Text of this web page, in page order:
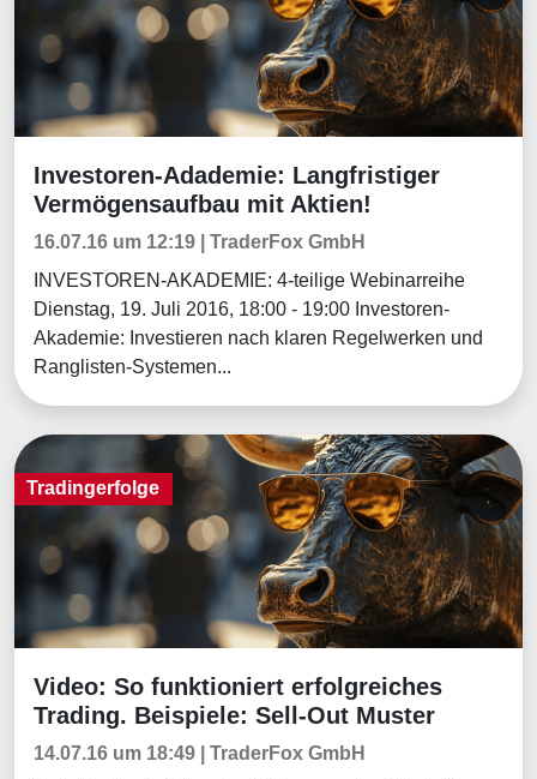
Aktuelles
Investoren-Adademie: Langfristiger
Vermögensaufbau mit Aktien!
16.07.16 um 12:19 | TraderFox GmbH
INVESTOREN-AKADEMIE: 4-teilige Webinarreihe
Dienstag, 19. Juli 2016, 18:00 - 19:00 Investoren-
Akademie: Investieren nach klaren Regelwerken und
Ranglisten-Systemen...
Tradingerfolge
Tradingerfolge
Video: So funktioniert erfolgreiches
Trading. Beispiele: Sell-Out Muster
14.07.16 um 18:49 | TraderFox GmbH